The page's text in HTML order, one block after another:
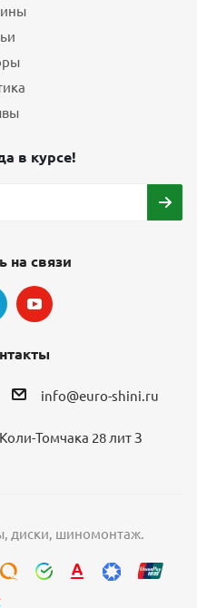
в курсе!
на связи
info@euro-shini.ru
Томчака 28 лит З
диски, шиномонтаж.